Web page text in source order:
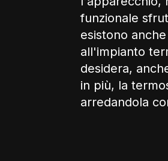
funzionale
esistono
all'impianto
desidera,
in più, la
arredandola